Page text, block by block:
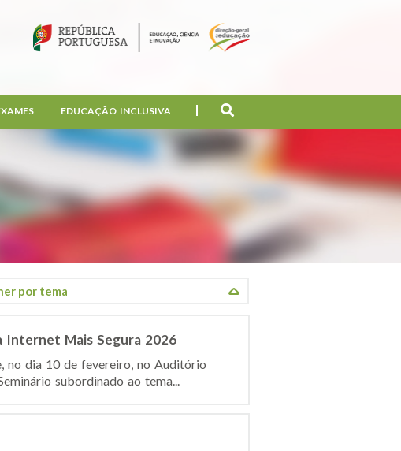
EDUCAÇÃO INCLUSIVA
Internet Mais Segura 2026
no dia 10 de fevereiro, no Auditório
subordinado ao tema...